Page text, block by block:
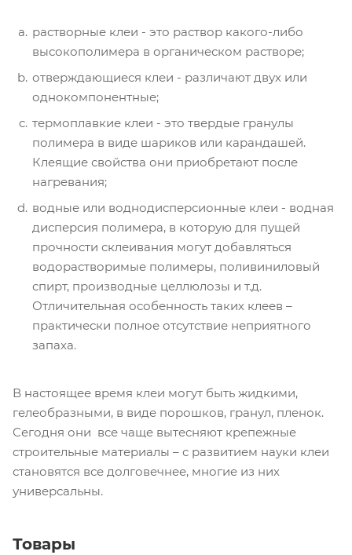
растворные клеи - это раствор какого-либо
высокополимера в органическом растворе;
отверждающиеся клеи - различают двух или
однокомпонентные;
термоплавкие клеи - это твердые гранулы
полимера в виде шариков или карандашей.
Клеящие свойства они приобретают после
нагревания;
водные или воднодисперсионные клеи - водная
дисперсия полимера, в которую для пущей
прочности склеивания могут добавляться
водорастворимые полимеры, поливиниловый
спирт, производные целлюлозы и т.д.
Отличительная особенность таких клеев –
практически полное отсутствие неприятного
запаха.
В настоящее время клеи могут быть жидкими,
гелеобразными, в виде порошков, гранул, пленок.
Сегодня они все чаще вытесняют крепежные
строительные материалы – с развитием науки клеи
становятся все долговечнее, многие из них
универсальны.
Товары